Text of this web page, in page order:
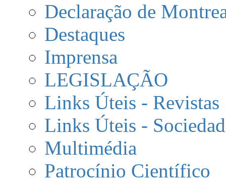
Declaração de
Destaques
Imprensa
LEGISLAÇÃO
Links Úteis - Revistas
Links Úteis -
Multimédia
Patrocínio Científico